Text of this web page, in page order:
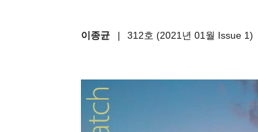
이종균 | 312호 (2021년 01월 Issue 1)